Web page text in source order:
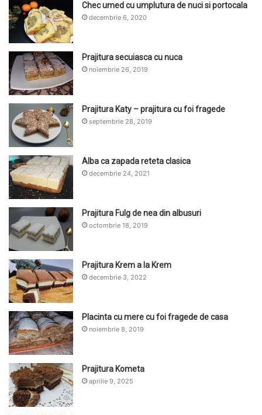
Chec umed cu umplutura de nuci si portocala
decembrie 6, 2020
Prajitura secuiasca cu nuca
noiembrie 26, 2019
Prajitura Katy – prajitura cu foi fragede
septembrie 28, 2019
Alba ca zapada reteta clasica
decembrie 24, 2021
Prajitura Fulg de nea din albusuri
octombrie 18, 2019
Prajitura Krem a la Krem
decembrie 3, 2022
Placinta cu mere cu foi fragede de casa
noiembrie 8, 2019
Prajitura Kometa
aprilie 9, 2025